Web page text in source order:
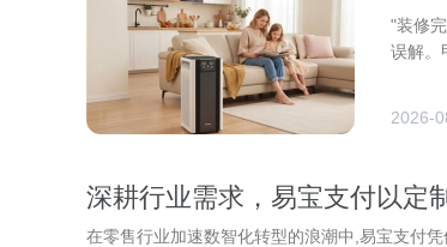
推荐
"装修
误解。
2026-
深耕行业需求，易宝支付以定
在零售行业加速数智化转型的浪潮中,易宝支付